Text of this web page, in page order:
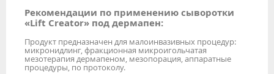
Рекомендации по применению сыворотки
«Lift Creator» под дермапен:
Продукт предназначен для малоинвазивных процедур:
микронидлинг, фракционная микроигольчатая
мезотерапия дермапеном, мезопорация, аппаратные
процедуры, по протоколу.